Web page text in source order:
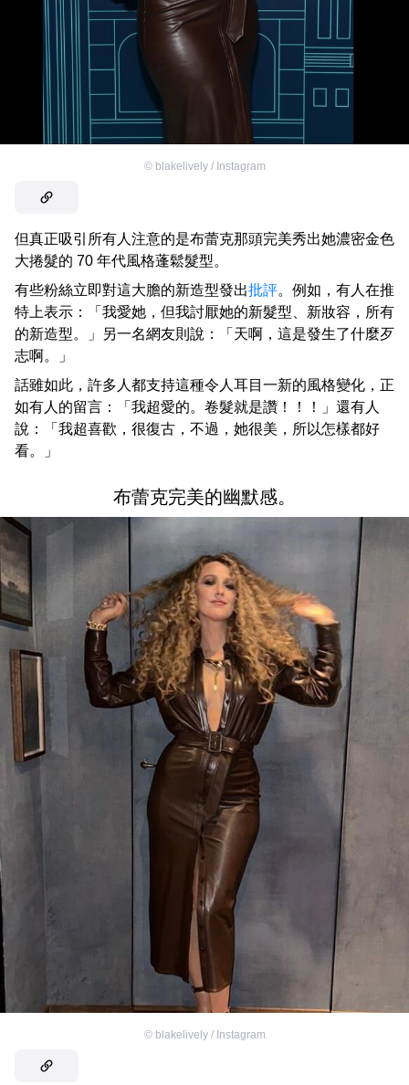
© blakelively / Instagram
但真正吸引所有人注意的是布蕾克那頭完美秀出她濃密金色
大捲髮的 70 年代風格蓬鬆髮型。
有些粉絲立即對這大膽的新造型發出批評。例如，有人在推
特上表示：「我愛她，但我討厭她的新髮型、新妝容，所有
的新造型。」另一名網友則說：「天啊，這是發生了什麼歹
志啊。」
話雖如此，許多人都支持這種令人耳目一新的風格變化，正
如有人的留言：「我超愛的。卷髮就是讚！！！」還有人
說：「我超喜歡，很復古，不過，她很美，所以怎樣都好
看。」
布蕾克完美的幽默感。
© blakelively / Instagram